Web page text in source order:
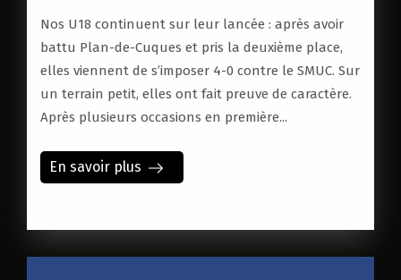
Nos U18 continuent sur leur lancée : après avoir
battu Plan-de-Cuques et pris la deuxième place,
elles viennent de s’imposer 4-0 contre le SMUC. Sur
un terrain petit, elles ont fait preuve de caractère.
Après plusieurs occasions en première...
En savoir plus